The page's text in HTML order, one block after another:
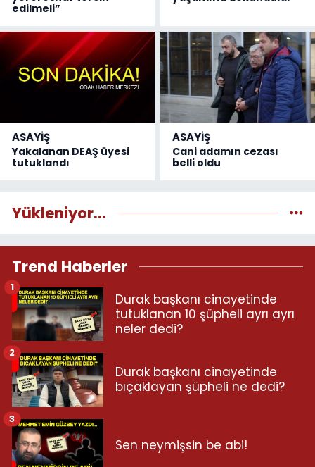
edilmeli”
ASAYİŞ
Yakalanan DEAŞ üyesi
tutuklandı
ASAYİŞ
Cani adamın cezası
belli oldu
Yükleniyor...
Trend Haberler
Durak başkanı cinayetinde
tutuklanan 10 şüpheli ayrı ayrı
neler dedi?
1
Durak başkanı cinayetinde
bıçaklayan şüpheli ne dedi?
2
Sen neymişsin be abi!
3